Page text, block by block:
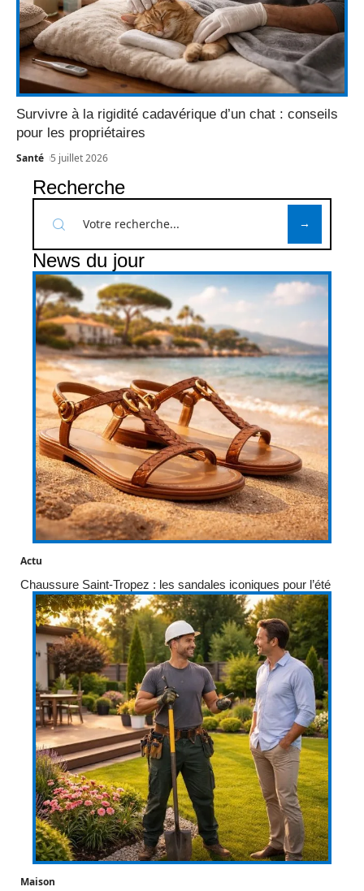
Survivre à la rigidité cadavérique d’un chat : conseils
pour les propriétaires
Santé 5 juillet 2026
Recherche
News du jour
Actu
Chaussure Saint-Tropez : les sandales iconiques pour l’été
Maison